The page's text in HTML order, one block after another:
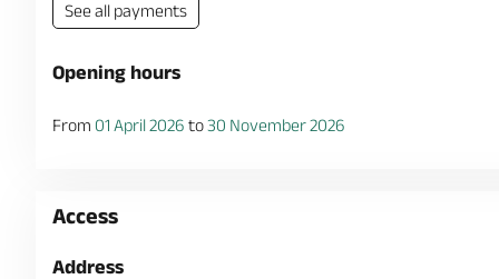
See all payments
Opening hours
From 01 April 2026 to30 November 2026
Access
Address